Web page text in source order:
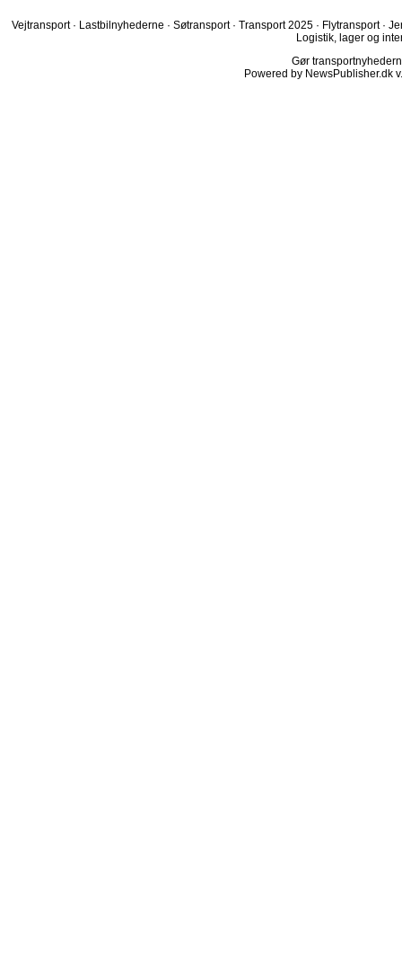
Vejtransport · Lastbilnyhederne · Søtransport · Transport 2025 · Flytransport ·
Logistik, lager og
Gør
Powered by NewsPublisher.dk